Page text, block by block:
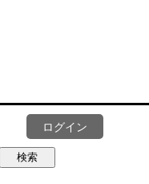
ログイン